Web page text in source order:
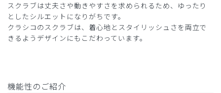
スクラブは丈夫さや動きやすさを求められるため、ゆったり
としたシルエットになりがちです。
クラシコのスクラブは、着心地とスタイリッシュさを両立で
きるようデザインにもこだわっています。
機能性のご紹介